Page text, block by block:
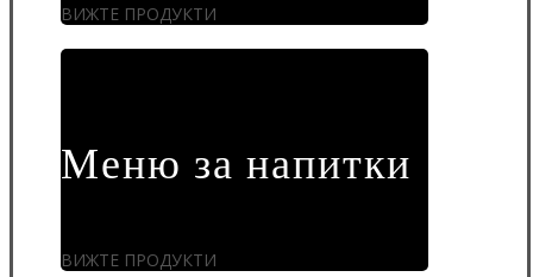
ВИЖТЕ ПРОДУКТИ
Меню за напитки
ВИЖТЕ ПРОДУКТИ